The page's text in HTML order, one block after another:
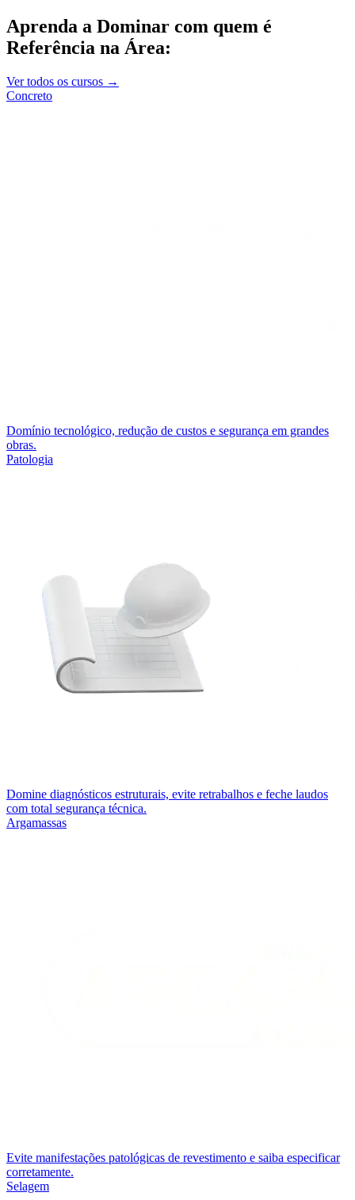
Aprenda a Dominar com quem é
Referência na Área:
Ver todos os cursos →
Concreto
Domínio tecnológico, redução de custos e segurança em grandes
obras.
Patologia
Domine diagnósticos estruturais, evite retrabalhos e feche laudos
com total segurança técnica.
Argamassas
Evite manifestações patológicas de revestimento e saiba especificar
corretamente.
Selagem